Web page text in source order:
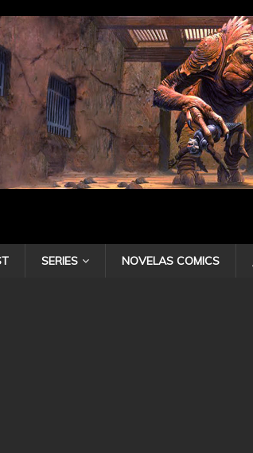
SERIES NOVELAS COMICS